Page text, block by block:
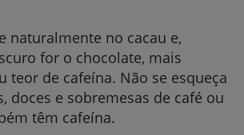
naturalmente no cacau e,
for o chocolate, mais
teor de cafeína. Não se esqueça
doces e sobremesas de café ou
têm cafeína.